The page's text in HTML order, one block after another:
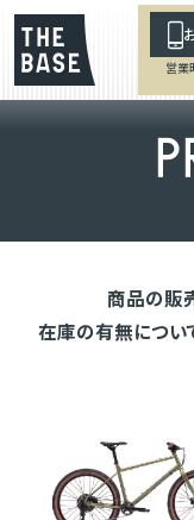
営業
P
商品の販
在庫の有無につい